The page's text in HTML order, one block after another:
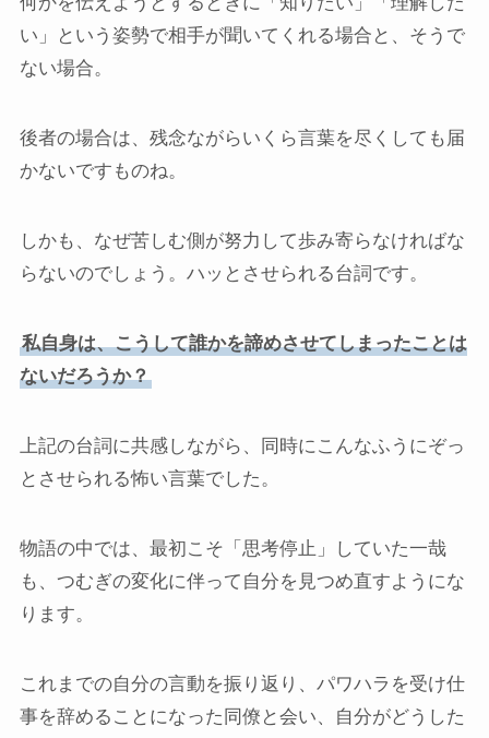
い」という姿勢で相手が聞いてくれる場合と、そうで
ない場合。
後者の場合は、残念ながらいくら言葉を尽くしても届
かないですものね。
しかも、なぜ苦しむ側が努力して歩み寄らなければな
らないのでしょう。ハッとさせられる台詞です。
私自身は、こうして誰かを諦めさせてしまったことは
ないだろうか？
上記の台詞に共感しながら、同時にこんなふうにぞっ
とさせられる怖い言葉でした。
物語の中では、最初こそ「思考停止」していた一哉
も、つむぎの変化に伴って自分を見つめ直すようにな
ります。
これまでの自分の言動を振り返り、パワハラを受け仕
事を辞めることになった同僚と会い、自分がどうした